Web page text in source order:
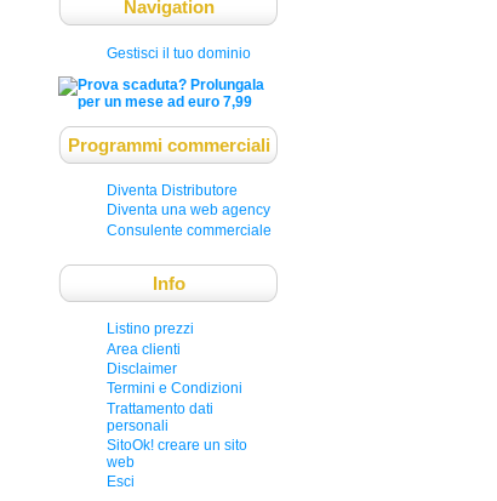
Navigation
Gestisci il tuo dominio
Programmi commerciali
Diventa Distributore
Diventa una web agency
Consulente commerciale
Info
Listino prezzi
Area clienti
Disclaimer
Termini e Condizioni
Trattamento dati
personali
SitoOk! creare un sito
web
Esci